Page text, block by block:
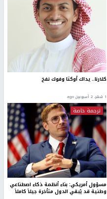
كلارنا.. يداك أوكتا وفوك نفخ
1 شهر، 2 أسبوعين ago
ترجمة خاصة
مسؤول أمريكي: بناء أنظمة ذكاء اصطناعي
وطنية قد يُبقي الدول متأخرة جيلاً كاملاً